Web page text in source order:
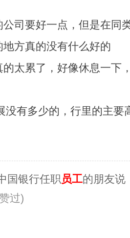
司要好一点，但是在同
方真的没有什么好的
太累了，好像休息一下
没有多少的，行里的主要
国银行任职 员工的朋友说
过)